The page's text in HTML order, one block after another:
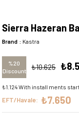
Sierra Hazeran
Brand : Kastra
%20
Discount
₺10.625
₺1.124With install ments
EFT/Havale: ₺7.650